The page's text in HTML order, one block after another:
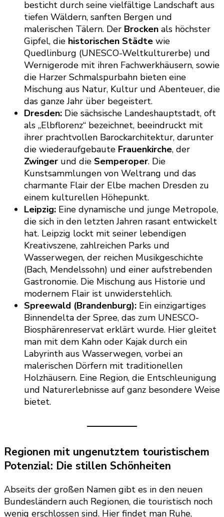
besticht durch seine vielfältige Landschaft aus
tiefen Wäldern, sanften Bergen und
malerischen Tälern. Der Brocken als höchster
Gipfel, die historischen Städte wie
Quedlinburg (UNESCO-Weltkulturerbe) und
Wernigerode mit ihren Fachwerkhäusern, sowie
die Harzer Schmalspurbahn bieten eine
Mischung aus Natur, Kultur und Abenteuer, die
das ganze Jahr über begeistert.
Dresden: Die sächsische Landeshauptstadt, oft
als „Elbflorenz“ bezeichnet, beeindruckt mit
ihrer prachtvollen Barockarchitektur, darunter
die wiederaufgebaute Frauenkirche, der
Zwinger und die Semperoper. Die
Kunstsammlungen von Weltrang und das
charmante Flair der Elbe machen Dresden zu
einem kulturellen Höhepunkt.
Leipzig: Eine dynamische und junge Metropole,
die sich in den letzten Jahren rasant entwickelt
hat. Leipzig lockt mit seiner lebendigen
Kreativszene, zahlreichen Parks und
Wasserwegen, der reichen Musikgeschichte
(Bach, Mendelssohn) und einer aufstrebenden
Gastronomie. Die Mischung aus Historie und
modernem Flair ist unwiderstehlich.
Spreewald (Brandenburg): Ein einzigartiges
Binnendelta der Spree, das zum UNESCO-
Biosphärenreservat erklärt wurde. Hier gleitet
man mit dem Kahn oder Kajak durch ein
Labyrinth aus Wasserwegen, vorbei an
malerischen Dörfern mit traditionellen
Holzhäusern. Eine Region, die Entschleunigung
und Naturerlebnisse auf ganz besondere Weise
bietet.
Regionen mit ungenutztem touristischem
Potenzial: Die stillen Schönheiten
Abseits der großen Namen gibt es in den neuen
Bundesländern auch Regionen, die touristisch noch
wenig erschlossen sind. Hier findet man Ruhe,